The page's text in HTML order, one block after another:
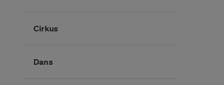
Cirkus
Dans